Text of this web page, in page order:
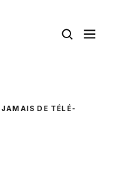
JAMAIS DE TÉLÉ-